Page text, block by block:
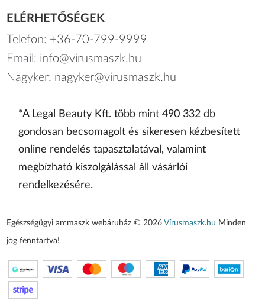
ELÉRHETŐSÉGEK
Telefon: +36-70-799-9999
Email: info@virusmaszk.hu
Nagyker: nagyker@virusmaszk.hu
*A Legal Beauty Kft. több mint 490 332 db
gondosan becsomagolt és sikeresen kézbesített
online rendelés tapasztalatával, valamint
megbízható kiszolgálással áll vásárlói
rendelkezésére.
Egészségügyi arcmaszk webáruház © 2026Vírusmaszk.hu Minden
jog fenntartva!